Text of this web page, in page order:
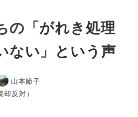
の「がれき処理
ない」という声
山本節子
反対）